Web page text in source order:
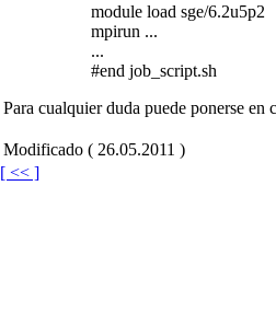
module load sge/6.2u5p2
mpirun ...
...
#end job_script.sh
Para cualquier duda puede ponerse
Modificado ( 26.05.2011 )
[ << ]